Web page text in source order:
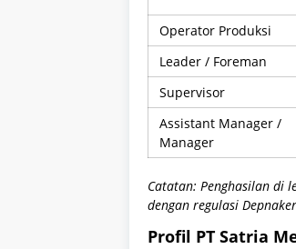
Operator Produksi
Leader / Foreman
Supervisor
Assistant Manager /
Manager
Catatan: Penghasilan di
dengan regulasi
Profil PT Satria